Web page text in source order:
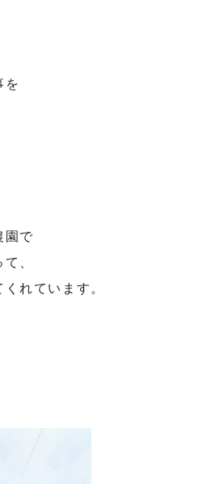
を
園で
、
れています。